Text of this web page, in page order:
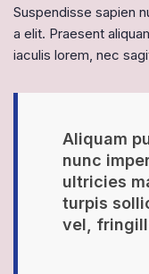
Suspendisse sapien
a elit. Praesent
iaculis lorem, nec
Aliquam
nunc
ultricies
turpis
vel,